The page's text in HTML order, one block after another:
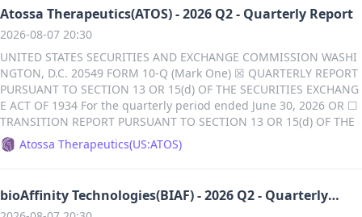
元增长[517] - 2026年上半年总PVP为1.52亿美元，较2025年同期的1.03
亿美元增长，主要由于基础设施融资和医疗保健交易[517][525] - 2026
保板块第二季度损失费用为500万美元，2025年同期为2700万美元；六
个月损失费用为2200万美元，2025年同期为400万美元[559] 主题11：
年金再保险业务表现 - 年金再保险板块第二季度调整后营业收入为200万
美元，六个月为200万美元[563] - 年金再保险板块第二季度总收入为150
0万美元，六个月为2500万美元[563] - 年金再保险板块第二季度总费用
为1300万美元，六个月为2400万美元[563] - 公司通过收购Warwick进入
d Life Re再保险的MYGA业务保单持有人账户价值为2.56亿美元，资金
withheld 应收款为2.96亿美元[565] 主题12：资产管理业务表现 - 资产
25年12月31日的1615.78亿美元增长7.3%[14] - 2026年第二季度末，Ba
ncShares存款总额为1734.27亿美元，较2025年同期的1599.35亿美元
增长8.4%[207] 主题6：各业务板块表现 - 公司业务板块包括General Ba
nk、Commercial Bank和Rail[191] - General Bank为消费者和小型企
业提供存款、贷款及财富管理服务[193] - Commercial Bank为商业和中
间市场公司提供贷款、租赁及资本市场服务[195] - Rail业务提供北美铁
路车辆和机车的定制租赁及融资解决方案[202] - 2026年第二季度，Com
mercial Bank净收入为4.28亿美元，较2025年同期的2.38亿美元增长79.
8%[207] - 2026年第二季度，General Bank净收入为2.66亿美元，较20
25年同期的2.94亿美元下降9.5%[207] 主题7：管理层讨论和指引 - Banc
023年3月27日从FDIC收购硅谷桥银行，并向FDIC发行了五年期360.7亿
026年上半年信贷损失准备为释放1.4万美元，而2025年同期为计提4.7万
美元[211] 主题5：收入与利润（同比环比） - 2026年第二季度净利润为
幅145.8%[186] - 2026年上半年净亏损为25.9万美元，较2025年上半年
的110万美元亏损减少88.9万美元[204] 主题6：利息收入与支出 - 2026
年第二季度利息及股息收入减少30.4万美元，降幅4.5%，至640万美元[1
87] - 2026年第二季度利息支出减少56万美元，降幅17.0%，至270万美
元[191] - 2026年上半年利息及股息总收入下降26.9万美元（降幅2.0%）
至1290万美元[205] - 2026年上半年利息支出下降86万美元（降幅13.
年第二季度年化净息差提升至2.62%，高于2025年第二季度的2.35%[19
3] - 2026年第二季度净利息收入为368.4万美元，较2025年同期的342.8
Atossa Therapeutics(ATOS) - 2026 Q2 - Quarterly Report
2026-08-07 20:30
UNITED STATES SECURITIES AND EXCHANGE COMMISSION WASHI
NGTON, D.C. 20549 FORM 10-Q (Mark One) ☒ QUARTERLY REPORT
PURSUANT TO SECTION 13 OR 15(d) OF THE SECURITIES EXCHANG
E ACT OF 1934 For the quarterly period ended June 30, 2026 OR ☐
TRANSITION REPORT PURSUANT TO SECTION 13 OR 15(d) OF THE
SECURITIES EXCHANGE ACT OF 1934 For the transition period from
XXXXXXXX XX, XXXX to XXXXXXXX XX, XXXX Commission File Number:
Atossa Therapeutics(US:ATOS)
bioAffinity Technologies(BIAF) - 2026 Q2 - Quarterly